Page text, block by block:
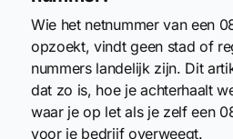
Wie het netnummer van een
opzoekt, vindt geen stad of
nummers landelijk zijn. Dit
dat zo is, hoe je achterhaalt
waar je op let als je zelf een
voor je bedrijf overweegt.